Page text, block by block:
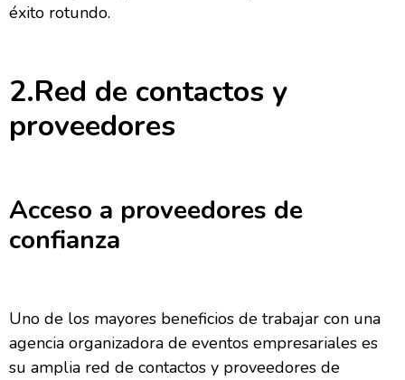
éxito rotundo.
2.Red de contactos y
proveedores
Acceso a proveedores de
confianza
Uno de los mayores beneficios de trabajar con una
agencia organizadora de eventos empresariales es
su amplia red de contactos y proveedores de